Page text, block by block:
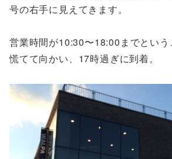
号の右手に見えてきます。
営業時間が10:30〜18:00までという
慌てて向かい、17時過ぎに到着。